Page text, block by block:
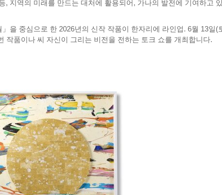
, 지역의 미래를 만드는 대처에 활용되어, 가나의 발전에 기여하고
을 중심으로 한 2026년의 신작 작품이 한자리에 라인업. 6월 13일(
작품이나 씨 자신이 그리는 비전을 전하는 토크 쇼를 개최합니다.